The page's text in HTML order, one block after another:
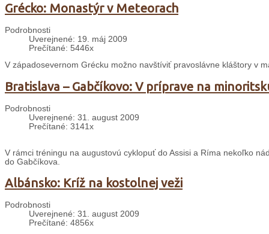
Grécko: Monastýr v Meteorach
Podrobnosti
Uverejnené: 19. máj 2009
Prečítané: 5446x
V západosevernom Grécku možno navštíviť pravoslávne kláštory v
Bratislava – Gabčíkovo: V príprave na
Podrobnosti
Uverejnené: 31. august 2009
Prečítané: 3141x
V rámci tréningu na augustovú cyklopuť do Assisi a Ríma nekoľko
do Gabčíkova.
Albánsko: Kríž na kostolnej veži
Podrobnosti
Uverejnené: 31. august 2009
Prečítané: 4856x